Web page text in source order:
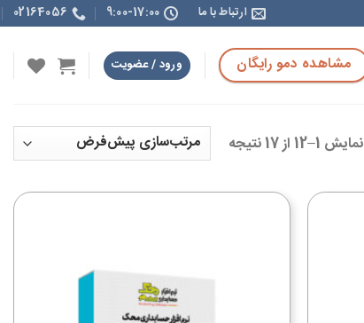
ارتباط با ما 9:00-17:00
02164056
مشاهده دمو رایگان ورود / عضویت
نمایش 1–12 از 17 نتیجه